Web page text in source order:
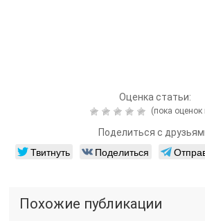
Оценка статьи:
(пока оценок
Поделиться с
Твитнуть Поделиться
Похожие публикации